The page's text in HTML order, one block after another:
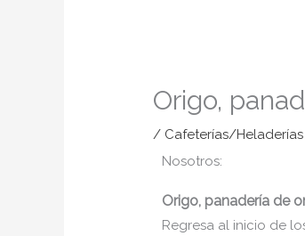
Origo,
/ Cafeterías/Heladerías
Nosotros:
Origo, panadería de
Regresa al inicio de